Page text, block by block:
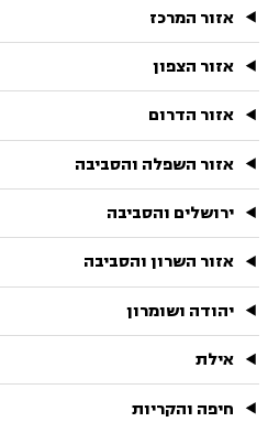
אזור המרכז
אזור הצפון
אזור הדרום
אזור השפלה והסביבה
ירושלים והסביבה
אזור השרון והסביבה
יהודה ושומרון
אילת
חיפה והקריות